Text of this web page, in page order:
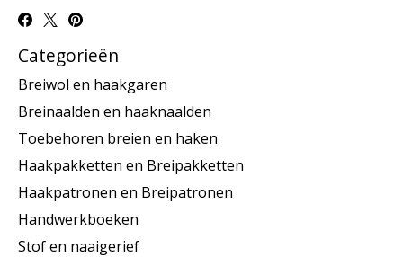
Categorieën
Breiwol en haakgaren
Breinaalden en haaknaalden
Toebehoren breien en haken
Haakpakketten en Breipakketten
Haakpatronen en Breipatronen
Handwerkboeken
Stof en naaigerief